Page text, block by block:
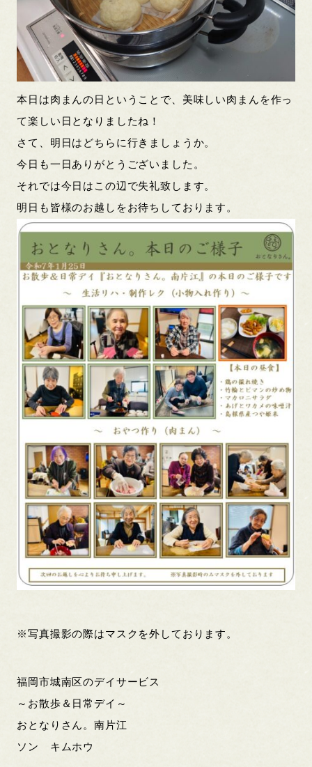
本日は肉まんの日ということで、美味しい肉まんを作っ
て楽しい日となりましたね！
さて、明日はどちらに行きましょうか。
今日も一日ありがとうございました。
それでは今日はこの辺で失礼致します。
明日も皆様のお越しをお待ちしております。
※写真撮影の際はマスクを外しております。
福岡市城南区のデイサービス
～お散歩＆日常デイ～
おとなりさん。南片江
ソン キムホウ